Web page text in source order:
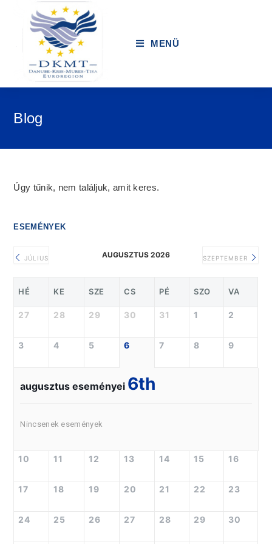
MENÜ
Blog
Úgy tűnik, nem találjuk, amit keres.
ESEMÉNYEK
JÚLIUS AUGUSZTUS 2026 SZEPTEMBER
HÉ KE SZE CS PÉ SZO VA
27 28 29 30 31 1 2
3 4 5 6 7 8 9
augusztus eseményei 6th
Nincsenek események
10 11 12 13 14 15 16
17 18 19 20 21 22 23
24 25 26 27 28 29 30